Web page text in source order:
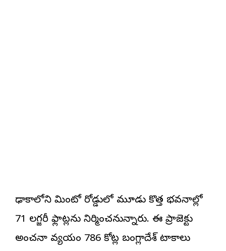
ఢాకాలోని మింటో రోడ్డులో మూడు కొత్త భవనాల్లో
71 లగ్జరీ ఫ్లాట్లను నిర్మించనున్నారు. ఈ ప్రాజెక్టు
అంచనా వ్యయం 786 కోట్ల బంగ్లాదేశ్ టాకాలు